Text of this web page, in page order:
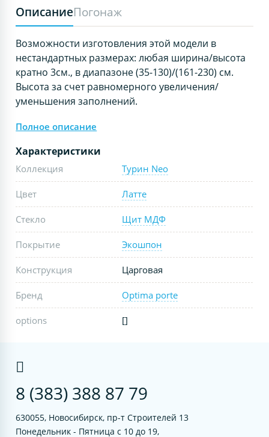
ОписаниеПогонаж
Возможности изготовления этой модели в
нестандартных размерах: любая ширина/высота
кратно 3см., в диапазоне (35-130)/(161-230) см.
Высота за счет равномерного увеличения/
уменьшения заполнений.
Полное описание
Характеристики
Коллекция Турин Neo
Цвет Латте
Стекло Щит МДФ
Покрытие Экошпон
Конструкция Царговая
Бренд Optima porte
options []
8 (383) 388 87 79
630055, Новосибирск, пр-т Строителей 13
Понедельник - Пятница с 10 до 19,